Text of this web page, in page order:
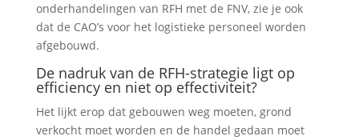
onderhandelingen van RFH met de FNV, zie je ook
dat de CAO’s voor het logistieke personeel worden
afgebouwd.
De nadruk van de RFH-strategie ligt op
efficiency en niet op effectiviteit?
Het lijkt erop dat gebouwen weg moeten, grond
verkocht moet worden en de handel gedaan moet